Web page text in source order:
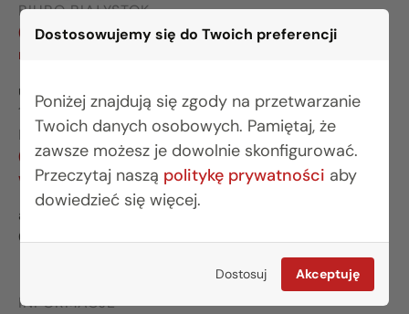
Dostosowujemy się do Twoich preferencji
Poniżej znajdują się zgody na przetwarzanie
Twoich danych osobowych. Pamiętaj, że
zawsze możesz je dowolnie skonfigurować.
Przeczytaj naszą politykę prywatności aby
dowiedzieć się więcej.
Dostosuj Akceptuję
BIURO BIAŁYSTOK
(85) 749 99 09
mieszkania@rogowskidevelopment.pl
ul. Legionowa 28 lok. 202
15-281 Białystok
BIURO WARSZAWA
(22) 642 03 55
warszawa@rogowskidevelopment.pl
al. Wilanowska 67E lok. U5
02-765 Warszawa
INFORMACJE